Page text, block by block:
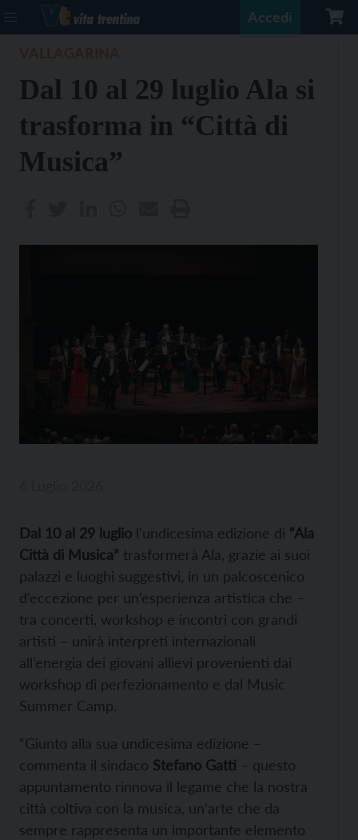
Accedi
Dal 10 al 29 luglio Ala si
trasforma in “Città di
Musica”
Dal 10 al 29 luglio l’undicesima edizione di “Ala
Città di Musica” trasformerà Ala, grazie ai suoi
palazzi e luoghi suggestivi, in un palcoscenico
d’eccezione per un’esperienza artistica che –
tra concerti, workshop e incontri con grandi
artisti – unirà interpreti internazionali
all’energia dei giovani allievi provenienti dai
workshop di perfezionamento e dal Music
Summer Camp.
“Giunto alla sua undicesima edizione –
commenta il sindaco Stefano Gatti – questo
appuntamento rinnova il legame che la nostra
città coltiva con la musica, un’arte che da
sempre rappresenta un importante elemento